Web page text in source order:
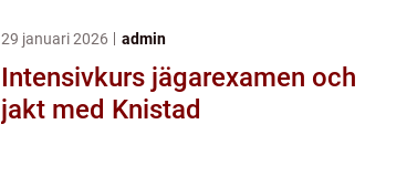
29 januari 2026 admin
Intensivkurs jägarexamen och
jakt med Knistad